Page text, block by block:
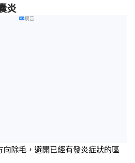
炎
廣告
向除毛，避開已經有發炎症狀的區